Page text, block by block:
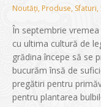
Noutăți, Produse, Sfaturi,
În septembrie
cu ultima cultură de
grădina începe să se
bucurăm însă de
pregătiri pentru
pentru plantarea